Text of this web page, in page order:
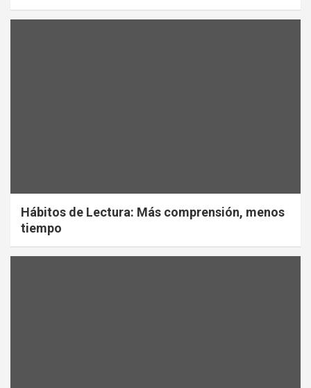
Hábitos de Lectura: Más comprensión, menos
tiempo